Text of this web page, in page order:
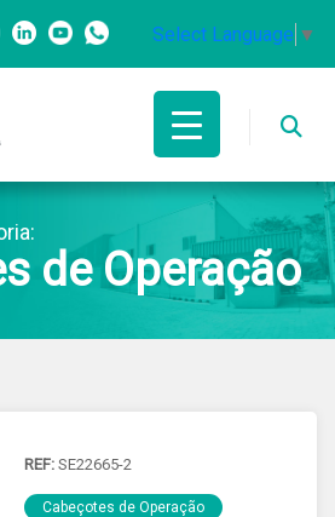
Select Language ▼
de Operação
REF: SE22665-2
Cabeçotes de Operação